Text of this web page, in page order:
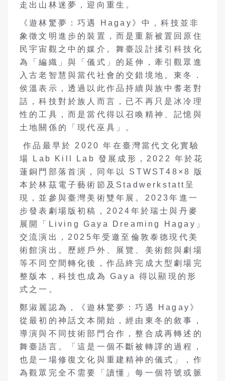
走出山林迷夢，迎向重生。
《遊林驚夢：巧遇 Hagay》中，科技並非
象徵文明進步的裝置，而是重新被置回原住
民宇宙觀之中的媒介。舞臺設計揉引科技化
為「編織」與「儀式」的延伸，牽引觀眾進
入古老智慧與當代社會的交錯境地。東冬．
侯溫表示，透過以此作品持續與族中耆老對
話，科技對於族人而言，已不再只是冰冷理
性的工具，而是當代得以召喚精神、記憶與
土地關係的「現代巫具」。
作品最早於 2020 年在臺灣當代文化實驗
場 Lab Kill Lab 發展成形，2022 年於花
蓮銅門部落首演，同年以 STWST48×8 版
本於林茲電子藝術節及Stadwerkstatt呈
現，並參與臺灣美術雙年展。2023年進一
步發表劇場版初稿，2024年於瑞士與丹麥
展開「Living Gaya Dreaming Hagay」
交流演出，2025年受邀至倫敦泰德現代美
術館演出。歷經戶外、展覽、美術館與劇場
等不同空間轉化後，作品終完成大型劇場完
整版本，科技也成為 Gaya 得以顯現的形
式之一。
鄭淑麗認為，《遊林驚夢：巧遇 Hagay》
從最初的神話文本開始，經由東冬的敘事，
導演與不同技術部門合作，整合成再轉述的
舞臺語言。「這是一個不斷被轉譯的過程，
也是一場修復文化與重建精神的儀式」，作
為觀眾完全不需要「讀懂」每一個符號或脈